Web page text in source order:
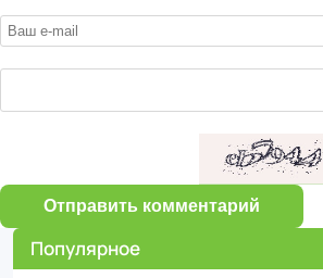
Отправить комментарий
Популярное